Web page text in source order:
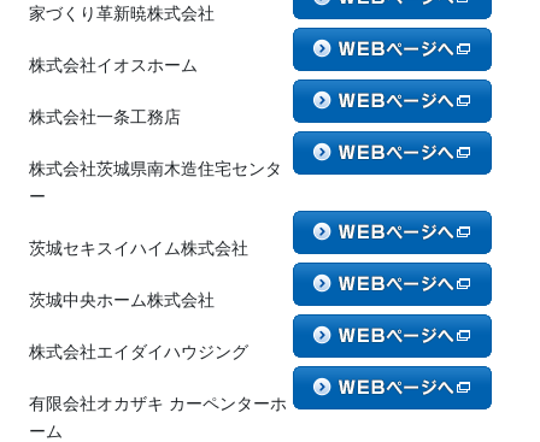
家づくり革新暁株式会社
株式会社イオスホーム
株式会社一条工務店
株式会社茨城県南木造住宅センタ
ー
茨城セキスイハイム株式会社
茨城中央ホーム株式会社
株式会社エイダイハウジング
有限会社オカザキ カーペンターホ
ーム